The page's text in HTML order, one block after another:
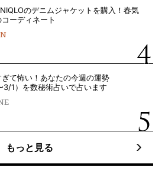
のデニムジャケットを購入！春気
ーディネート
ぎて怖い！あなたの今週の運勢
3/1）を数秘術占いで占います
もっと見る